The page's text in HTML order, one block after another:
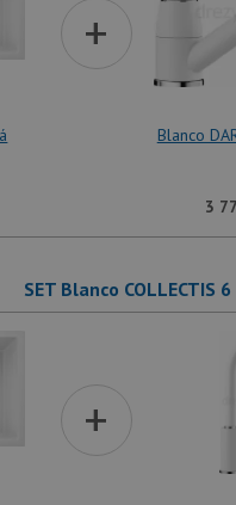
+
Blanco
3
SET Blanco
+